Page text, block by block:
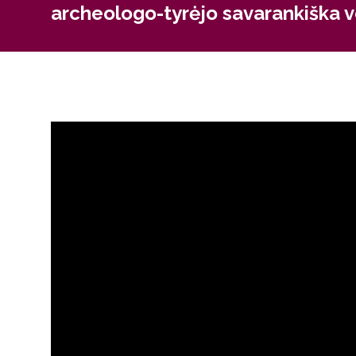
archeologo-tyrėjo savarankiška